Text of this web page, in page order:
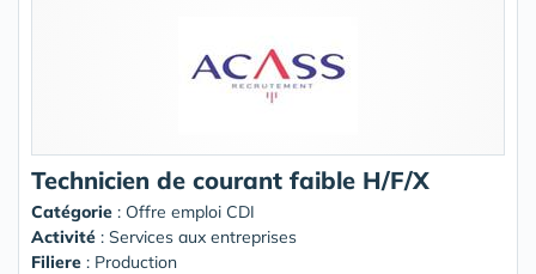
Technicien de courant faible H/F/X
Catégorie : Offre emploi CDI
Activité : Services aux entreprises
Filiere : Production